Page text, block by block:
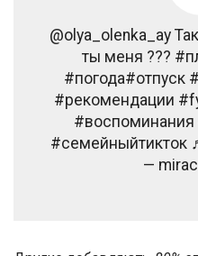
@olya_olenka_ay
ты меня ???
#погода#отпуск
#рекомендации
#семейныйтикток
—